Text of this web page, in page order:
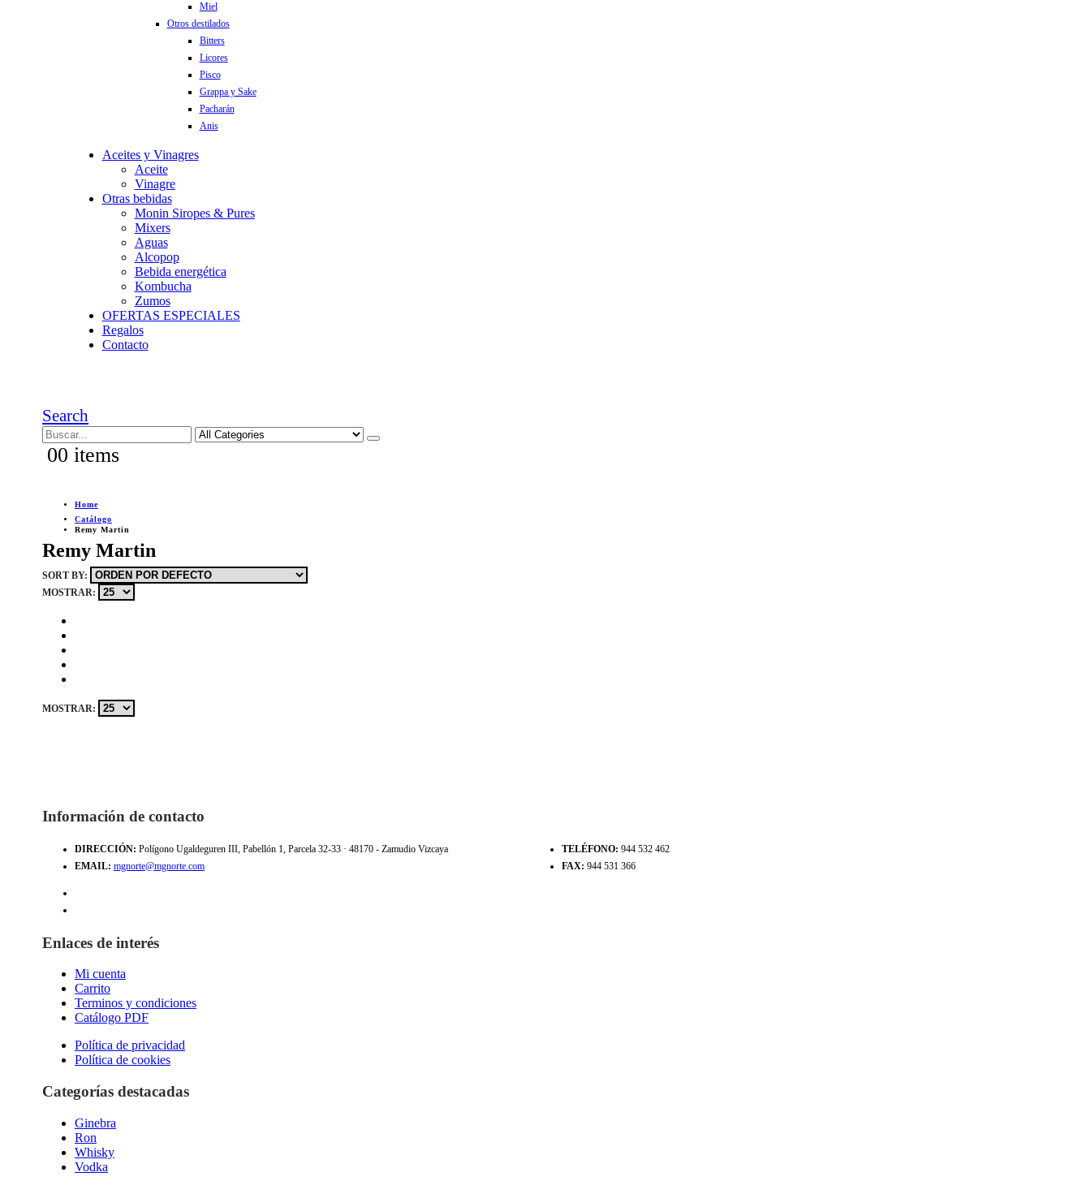
Miel
Otros destilados
Bitters
Licores
Pisco
Grappa y Sake
Pacharán
Anis
Aceites y Vinagres
Aceite
Vinagre
Otras bebidas
Monin Siropes & Pures
Mixers
Aguas
Alcopop
Bebida energética
Kombucha
Zumos
OFERTAS ESPECIALES
Regalos
Contacto
Search
00 items
Home
Catálogo
Remy Martin
Remy Martin
SORT BY:
MOSTRAR:
MOSTRAR:
Información de contacto
DIRECCIÓN: Polígono Ugaldeguren III, Pabellón 1, Parcela 32-33 · 48170 - Zamudio Vizcaya TELÉFONO: 944 532 462
EMAIL: mgnorte@mgnorte.com FAX: 944 531 366
Enlaces de interés
Mi cuenta
Carrito
Terminos y condiciones
Catálogo PDF
Política de privacidad
Política de cookies
Categorías destacadas
Ginebra
Ron
Whisky
Vodka